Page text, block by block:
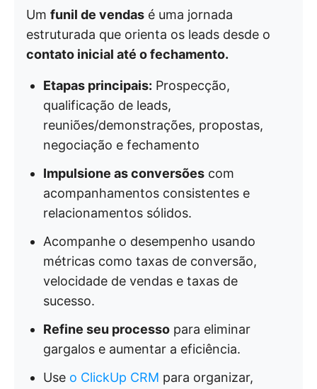
Um funil de vendas é uma jornada
estruturada que orienta os leads desde o
contato inicial até o fechamento.
Etapas principais: Prospecção,
qualificação de leads,
reuniões/demonstrações, propostas,
negociação e fechamento
Impulsione as conversões com
acompanhamentos consistentes e
relacionamentos sólidos.
Acompanhe o desempenho usando
métricas como taxas de conversão,
velocidade de vendas e taxas de
sucesso.
Refine seu processo para eliminar
gargalos e aumentar a eficiência.
Use o ClickUp CRM para organizar,